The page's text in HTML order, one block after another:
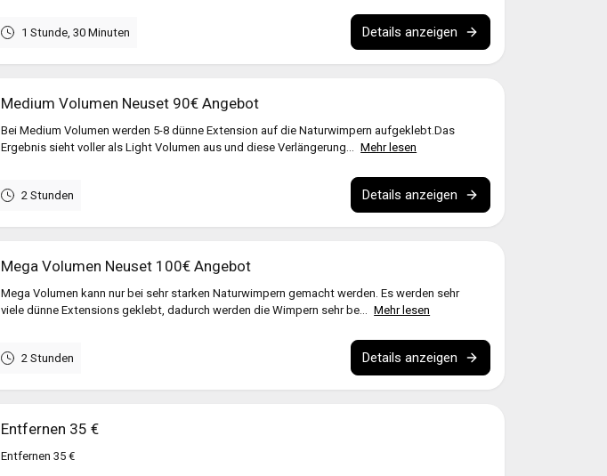
1 Stunde, 30 Minuten Details anzeigen
Medium Volumen Neuset 90€ Angebot
Bei Medium Volumen werden 5-8 dünne Extension auf die Naturwimpern aufgeklebt.Das
Ergebnis sieht voller als Light Volumen aus und diese Verlängerung... Mehr lesen
2 Stunden Details anzeigen
Mega Volumen Neuset 100€ Angebot
Mega Volumen kann nur bei sehr starken Naturwimpern gemacht werden. Es werden sehr
viele dünne Extensions geklebt, dadurch werden die Wimpern sehr be... Mehr lesen
2 Stunden Details anzeigen
Entfernen 35 €
Entfernen 35 €